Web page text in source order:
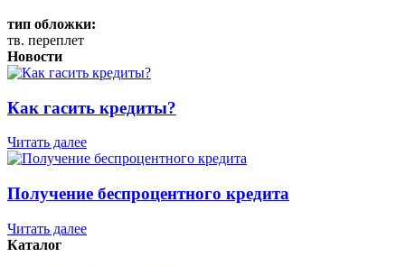
тип обложки:
тв. переплет
Новости
Как гасить кредиты?
Читать далее
Получение беспроцентного кредита
Читать далее
Каталог